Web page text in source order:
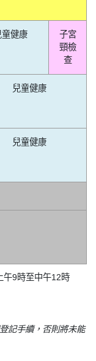
童健康
子宮
頸檢
查
兒童健康
兒童健康
午9時至中午12時
記手續，否則將未能